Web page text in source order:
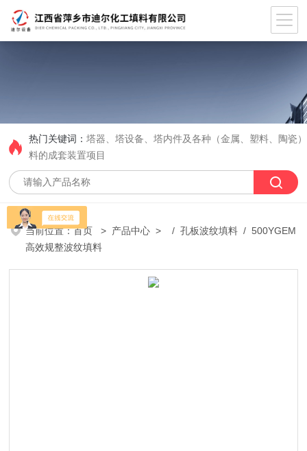
热门关键词：塔器、塔设备、塔内件及各种（金属、塑料、陶瓷
料的成套装置项目
当前位置：首页 > 产品中心 > /孔板波纹填料 / 500YGEM
高效规整波纹填料